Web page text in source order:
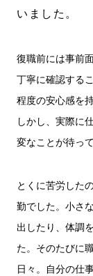
いました。
復職前には事前
丁寧に確認する
程度の安心感を
しかし、実際に
変なことが待っ
とくに苦労した
勤でした。小さ
出したり、体調
た。そのたびに
日々。自分の仕